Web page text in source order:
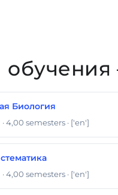
Биология
· 4,00 semesters · ['en']
· 4,00 semesters · ['en']